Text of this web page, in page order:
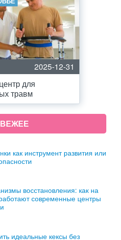
2025-12-31
для
травм
как инструмент развития или
восстановления: как на
современные центры
идеальные кексы без